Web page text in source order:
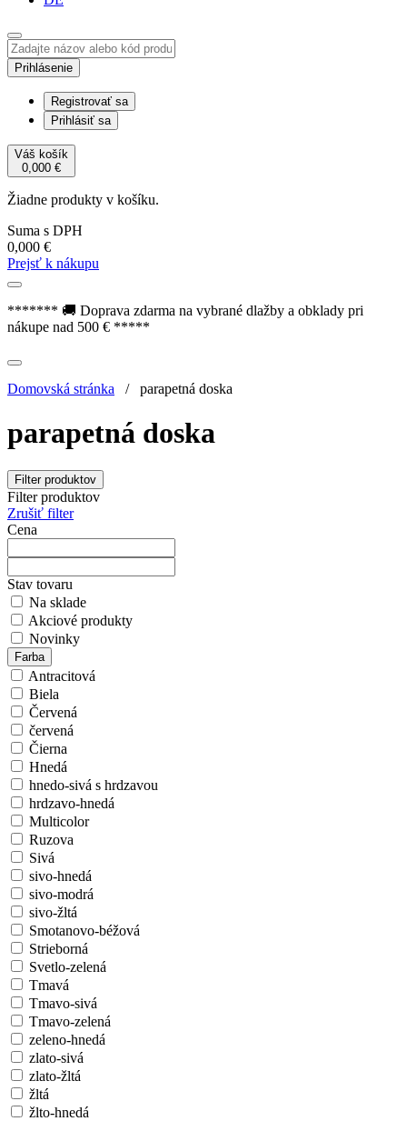
Prihlásenie
Registrovať sa
Prihlásiť sa
Váš košík
0,000 €
Žiadne produkty v košíku.
Suma s DPH
0,000 €
Prejsť k nákupu
******* 🚚 Doprava zdarma na vybrané dlažby a obklady pri
nákupe nad 500 € *****
Domovská stránka / parapetná doska
parapetná doska
Filter produktov
Filter produktov
Zrušiť filter
Cena
Stav tovaru
Na sklade
Akciové produkty
Novinky
Farba
Antracitová
Biela
Červená
červená
Čierna
Hnedá
hnedo-sivá s hrdzavou
hrdzavo-hnedá
Multicolor
Ruzova
Sivá
sivo-hnedá
sivo-modrá
sivo-žltá
Smotanovo-béžová
Strieborná
Svetlo-zelená
Tmavá
Tmavo-sivá
Tmavo-zelená
zeleno-hnedá
zlato-sivá
zlato-žltá
žltá
žlto-hnedá